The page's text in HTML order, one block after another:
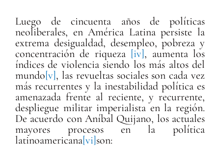
Luego de cincuenta años de políticas
neoliberales, en América Latina persiste la
extrema desigualdad, desempleo, pobreza y
concentración de riqueza [iv], aumenta los
índices de violencia siendo los más altos del
mundo[v], las revueltas sociales son cada vez
más recurrentes y la inestabilidad política es
amenazada frente al reciente, y recurrente,
despliegue militar imperialista en la región.
De acuerdo con Aníbal Quijano, los actuales
mayores procesos en la política
latinoamericana[vi]son: